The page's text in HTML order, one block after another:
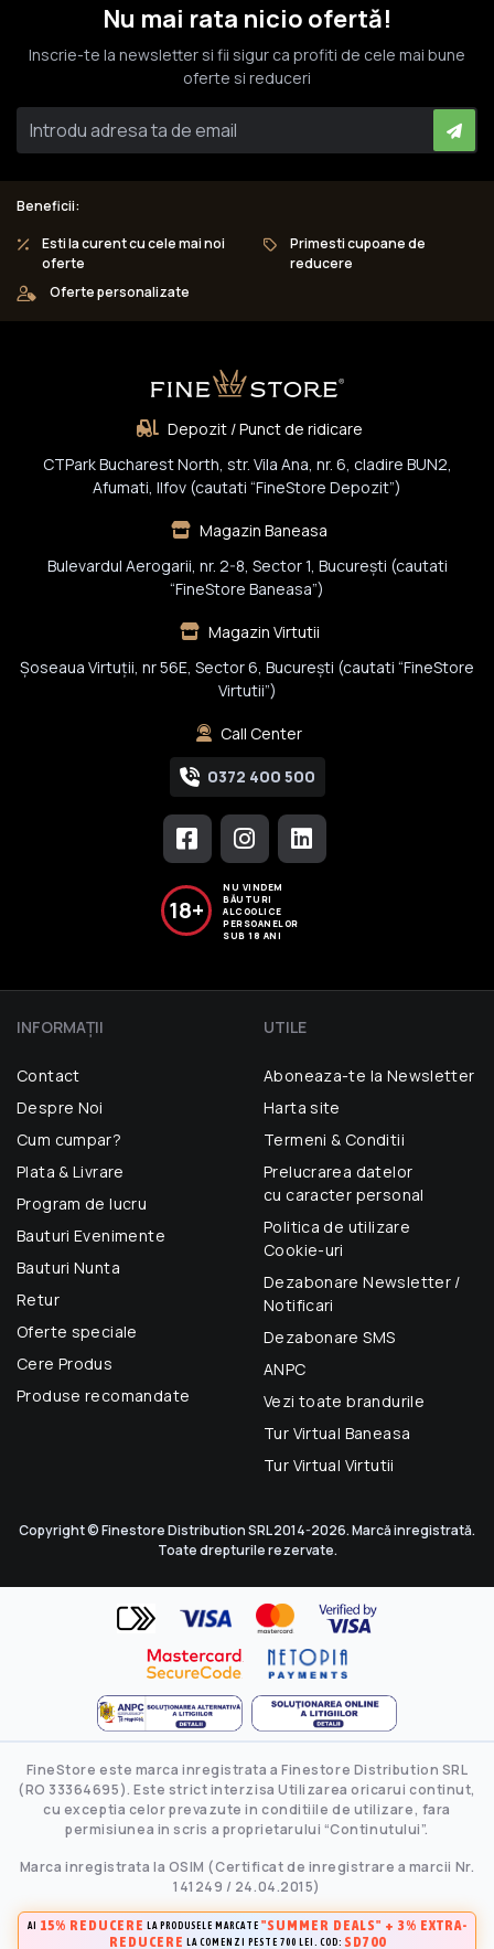
Nu mai rata nicio ofertă!
Inscrie-te la newsletter si fii sigur ca profiti de cele mai bune
oferte si reduceri
Beneficii:
Esti la curent cu cele mai noi
oferte
Primesti cupoane de
reducere
Oferte personalizate
Depozit / Punct de ridicare
CTPark Bucharest North, str. Vila Ana, nr. 6, cladire BUN2,
Afumati, Ilfov (cautati “FineStore Depozit”)
Magazin Baneasa
Bulevardul Aerogarii, nr. 2-8, Sector 1, Bucureşti (cautati
“FineStore Baneasa”)
Magazin Virtutii
Șoseaua Virtuții, nr 56E, Sector 6, București (cautati “FineStore
Virtutii”)
Call Center
0372 400 500
18+
NU VINDEM
BĂUTURI
ALCOOLICE
PERSOANELOR
SUB 18 ANI
INFORMAŢII
Contact
Despre Noi
Cum cumpar?
Plata & Livrare
Program de lucru
Bauturi Evenimente
Bauturi Nunta
Retur
Oferte speciale
Cere Produs
Produse recomandate
UTILE
Aboneaza-te la Newsletter
Harta site
Termeni & Conditii
Prelucrarea datelor
cu caracter personal
Politica de utilizare
Cookie-uri
Dezabonare Newsletter /
Notificari
Dezabonare SMS
ANPC
Vezi toate brandurile
Tur Virtual Baneasa
Tur Virtual Virtutii
Copyright © Finestore Distribution SRL 2014-2026. Marcă inregistrată.
Toate drepturile rezervate.
FineStore este marca inregistrata a Finestore Distribution SRL
(RO 33364695). Este strict interzisa Utilizarea oricarui continut,
cu exceptia celor prevazute in conditiile de utilizare, fara
permisiunea in scris a proprietarului “Continutului”.
Marca inregistrata la OSIM (Certificat de inregistrare a marcii Nr.
141249 / 24.04.2015)
AI 15% REDUCERE LA PRODUSELE MARCATE "SUMMER DEALS" + 3% EXTRA-
REDUCERE LA COMENZI PESTE 700 LEI. COD: SD700